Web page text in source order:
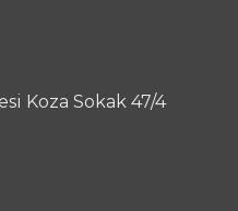
Koza Sokak 47/4